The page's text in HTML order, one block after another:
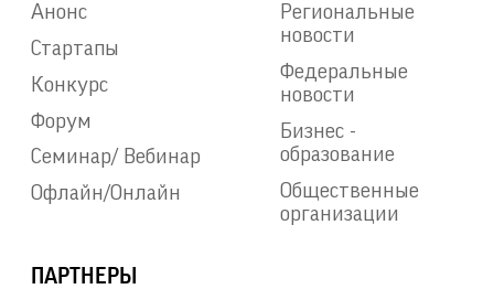
Анонс
Стартапы
Конкурс
Форум
Семинар/ Вебинар
Офлайн/Онлайн
Региональные
новости
Федеральные
новости
Бизнес -
образование
Общественные
организации
ПАРТНЕРЫ